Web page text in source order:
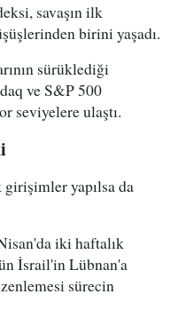
savaşın ilk
birini yaşadı.
sürüklediği
ve S&P 500
seviyelere ulaştı.
yapılsa da
iki haftalık
İsrail'in Lübnan'a
sürecin